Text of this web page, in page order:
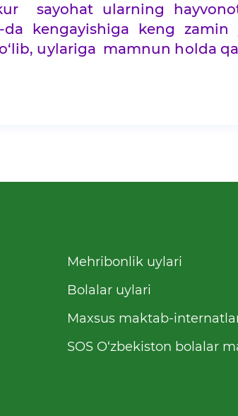
sayohat ularning
kengayishiga keng zamin
uylariga mamnun holda
Mehribonlik uylari
Bolalar uylari
Maxsus maktab-
SOS O‘zbekiston bolalar